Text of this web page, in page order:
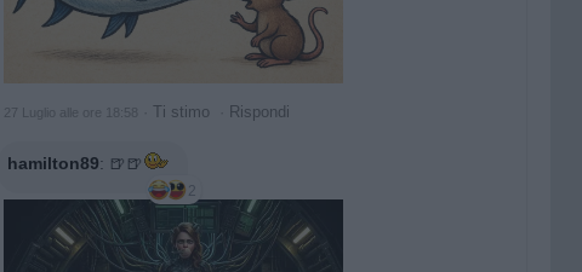
27 Luglio alle ore 18:58 Ti stimo Rispondi
hamilton89: 🍺🍺
2